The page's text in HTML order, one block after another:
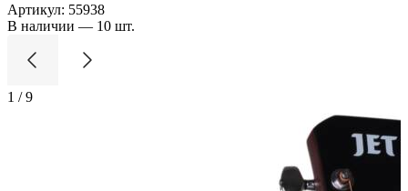
Артикул: 55938
В наличии — 10 шт.
1 /9